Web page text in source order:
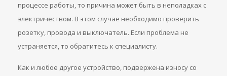
процессе работы, то причина может быть в неполадках с
электричеством. В этом случае необходимо проверить
розетку, провода и выключатель. Если проблема не
устраняется, то обратитесь к специалисту.
Как и любое другое устройство, подвержена износу со